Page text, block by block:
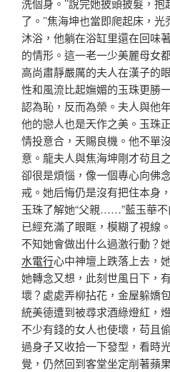
洗個身。’’說完她披頭披髮，
了。’’焦海坤也當即爬起床，
沐浴，他躺在浴缸里還在回味
的情形。這一老一少美麗母女
高尚肅靜嚴厲的夫人在漢子的
性和風流比起嫵媚的玉珠更勝
認為恥，反而為榮。夫人與他
他的戀人也是天作之美。玉珠
情投意合，天賜良機。他不單
意。龍夫人與焦海坤剛才茍且
卻很是煩惱，像一個專心向佛
戒。她后悔仍是沒有把住本身
玉珠了解她“父親……”藍玉華
已經充滿了眼眶，模糊了視線
不知她會做出什么過激行動？
水電行心中神壇上跌落上去，
她轉念又想，此刻世風日下，
壞？處處弄柳拈花，金屋躲嬌
統美德遭到被尋求酒綠燈紅，
不少有錢的女人也使壞，苟且
過身子又收拾一下發型，看時
覺，仍然回到客堂坐定削著蘋